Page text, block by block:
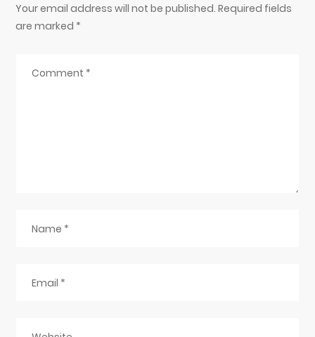
Your email address will not be published. Required fields
are marked *